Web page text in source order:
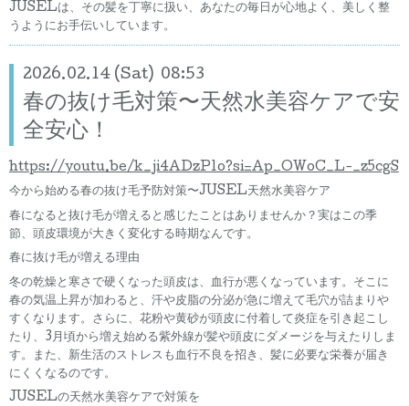
JUSELは、その髪を丁寧に扱い、あなたの毎日が心地よく、美しく整
うようにお手伝いしています。
2026.02.14 (Sat) 08:53
春の抜け毛対策〜天然水美容ケアで安
全安心！
https://youtu.be/k_ji4ADzP1o?si=Ap_OWoC_L-_z5cgS
今から始める春の抜け毛予防対策〜JUSEL天然水美容ケア
春になると抜け毛が増えると感じたことはありませんか？実はこの季
節、頭皮環境が大きく変化する時期なんです。
春に抜け毛が増える理由
冬の乾燥と寒さで硬くなった頭皮は、血行が悪くなっています。そこに
春の気温上昇が加わると、汗や皮脂の分泌が急に増えて毛穴が詰まりや
すくなります。さらに、花粉や黄砂が頭皮に付着して炎症を引き起こし
たり、3月頃から増え始める紫外線が髪や頭皮にダメージを与えたりしま
す。また、新生活のストレスも血行不良を招き、髪に必要な栄養が届き
にくくなるのです。
JUSELの天然水美容ケアで対策を